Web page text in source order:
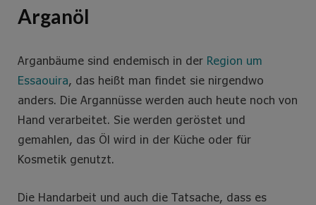
Arganöl
Arganbäume sind endemisch in der Region um
Essaouira, das heißt man findet sie nirgendwo
anders. Die Argannüsse werden auch heute noch von
Hand verarbeitet. Sie werden geröstet und
gemahlen, das Öl wird in der Küche oder für
Kosmetik genutzt.
Die Handarbeit und auch die Tatsache, dass es